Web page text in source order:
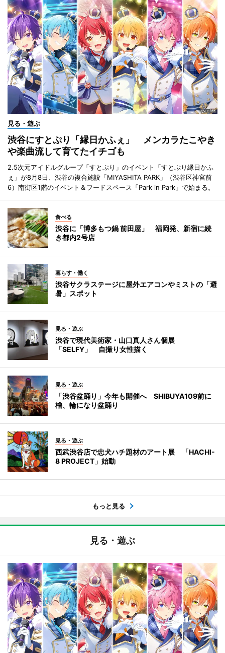
見る・遊ぶ
渋谷にすとぷり「縁日かふぇ」 メンカラたこやき
や楽曲流して育てたイチゴも
2.5次元アイドルグループ「すとぷり」のイベント「すとぷり縁日かふ
ぇ」が8月8日、渋谷の複合施設「MIYASHITA PARK」（渋谷区神宮前
6）南街区1階のイベント＆フードスペース「Park in Park」で始まる。
食べる
渋谷に「博多もつ鍋 前田屋」 福岡発、新宿に続
き都内2号店
暮らす・働く
渋谷サクラステージに屋外エアコンやミストの「避
暑」スポット
見る・遊ぶ
渋谷で現代美術家・山口真人さん個展
「SELFY」 自撮り女性描く
見る・遊ぶ
「渋谷盆踊り」今年も開催へ SHIBUYA109前に
櫓、輪になり盆踊り
見る・遊ぶ
西武渋谷店で忠犬ハチ題材のアート展 「HACHI-
8 PROJECT」始動
もっと見る
見る・遊ぶ